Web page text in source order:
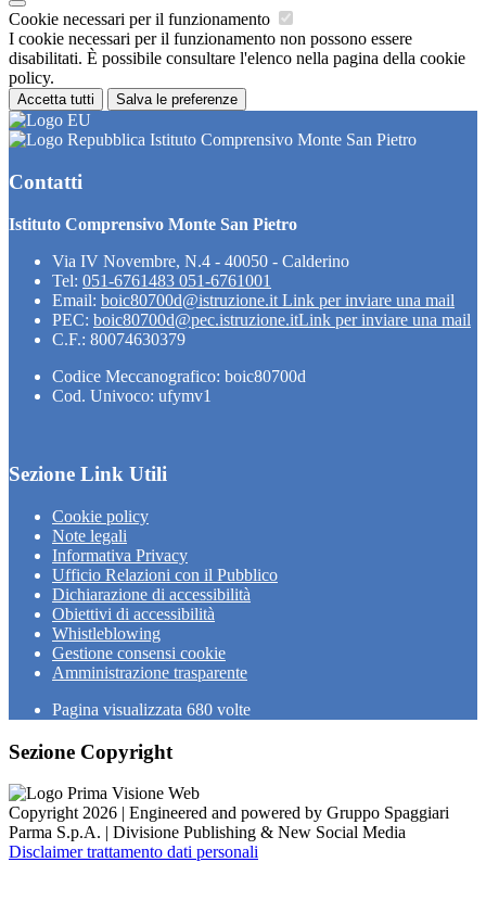
Cookie necessari per il funzionamento
I cookie necessari per il funzionamento non possono essere
disabilitati. È possibile consultare l'elenco nella pagina della cookie
policy.
Accetta tutti Salva le preferenze
Istituto Comprensivo Monte San Pietro
Contatti
Istituto Comprensivo Monte San Pietro
Via IV Novembre, N.4 - 40050 - Calderino
Tel: 051-6761483 051-6761001
Email: boic80700d@istruzione.it Link per inviare una mail
PEC: boic80700d@pec.istruzione.itLink per inviare una mail
C.F.: 80074630379
Codice Meccanografico: boic80700d
Cod. Univoco: ufymv1
Sezione Link Utili
Cookie policy
Note legali
Informativa Privacy
Ufficio Relazioni con il Pubblico
Dichiarazione di accessibilità
Obiettivi di accessibilità
Whistleblowing
Gestione consensi cookie
Amministrazione trasparente
Pagina visualizzata 680 volte
Sezione Copyright
Copyright 2026 | Engineered and powered by Gruppo Spaggiari
Parma S.p.A. | Divisione Publishing & New Social Media
Disclaimer trattamento dati personali